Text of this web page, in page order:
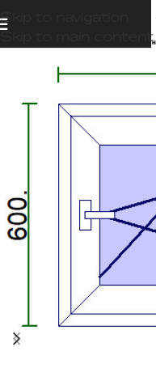
Skip to navigation
Skip to main content